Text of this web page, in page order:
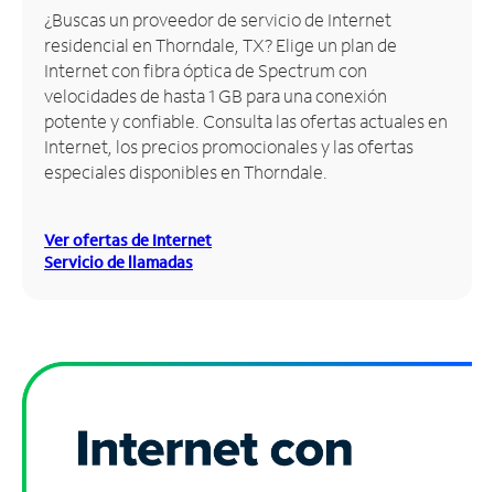
Inglés
Administrar
cuenta
Encuentra
una
tienda
¿Buscas un proveedor de servicio de Internet
residencial en Thorndale, TX? Elige un plan de
Internet con fibra óptica de Spectrum con
velocidades de hasta 1 GB para una conexión
potente y confiable. Consulta las ofertas actuales en
Internet, los precios promocionales y las ofertas
especiales disponibles en Thorndale.
Ver ofertas de Internet
Servicio de llamadas